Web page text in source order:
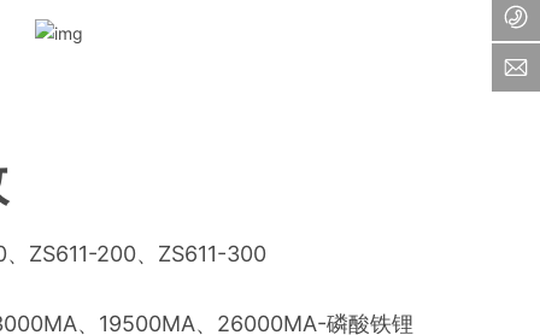
、ZS611-200、ZS611-300
、19500MA、26000MA-磷酸铁锂